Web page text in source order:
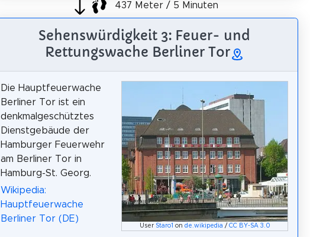
437 Meter / 5 Minuten
Sehenswürdigkeit 3: Feuer- und
Rettungswache Berliner Tor
User Staro1 on de.wikipedia / CC BY-SA 3.0
Die Hauptfeuerwache
Berliner Tor ist ein
denkmalgeschütztes
Dienstgebäude der
Hamburger Feuerwehr
am Berliner Tor in
Hamburg-St. Georg.
Wikipedia:
Hauptfeuerwache
Berliner Tor (DE)